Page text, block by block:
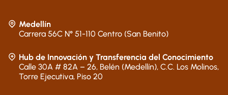
Medellín
Carrera 56C N° 51-110 Centro (San Benito)
Hub de Innovación y Transferencia del Conocimiento
Calle 30A # 82A – 26, Belén (Medellín), C.C. Los Molinos,
Torre Ejecutiva, Piso 20